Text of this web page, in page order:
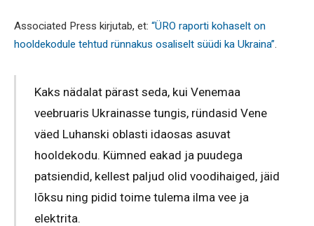
Associated Press kirjutab, et: “ÜRO raporti kohaselt on
hooldekodule tehtud rünnakus osaliselt süüdi ka Ukraina”
Kaks nädalat pärast seda, kui Venemaa
veebruaris Ukrainasse tungis, ründasid Vene
väed Luhanski oblasti idaosas asuvat
hooldekodu. Kümned eakad ja puudega
patsiendid, kellest paljud olid voodihaiged, jäid
lõksu ning pidid toime tulema ilma vee ja
elektrita.